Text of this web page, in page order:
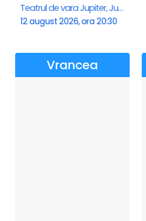
Teatrul de vara Jupiter, Jupiter
12 august 2026, ora 20:30
Vrancea